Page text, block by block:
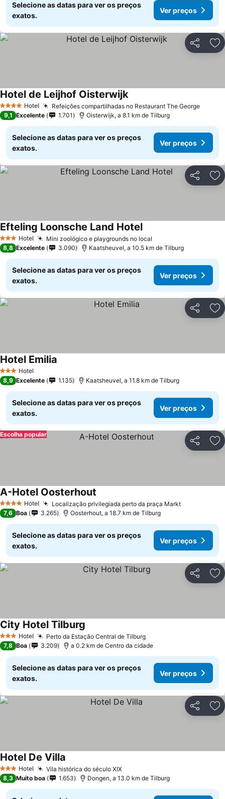
Selecione as datas para ver os preços
exatos.
Ver preços
Partilhar
4 EstrelasHotel Refeições compartilhadas no Restaurant The George
Hotel de Leijhof Oisterwijk
9,1 Excelente 1.701 Oisterwijk, a 8.1 km de Tilburg
Selecione as datas para ver os preços
exatos.
Ver preços
Partilhar
3 EstrelasHotel Mini zoológico e playgrounds no local
Efteling Loonsche Land Hotel
8,8 Excelente 3.090 Kaatsheuvel, a 10.5 km de Tilburg
Selecione as datas para ver os preços
exatos.
Ver preços
Partilhar
3 EstrelasHotel
Hotel Emilia
8,9 Excelente 1.135 Kaatsheuvel, a 11.8 km de Tilburg
Selecione as datas para ver os preços
exatos.
Ver preços
Partilhar
Escolha popular
4 EstrelasHotel Localização privilegiada perto da praça Markt
A-Hotel Oosterhout
7,6 Boa 3.265 Oosterhout, a 18.7 km de Tilburg
Selecione as datas para ver os preços
exatos.
Ver preços
Partilhar
3 EstrelasHotel Perto da Estação Central de Tilburg
City Hotel Tilburg
7,8 Boa 3.209 a 0.2 km de Centro da cidade
Selecione as datas para ver os preços
exatos.
Ver preços
Partilhar
3 EstrelasHotel Vila histórica do século XIX
Hotel De Villa
8,3 Muito boa 1.653 Dongen, a 13.0 km de Tilburg